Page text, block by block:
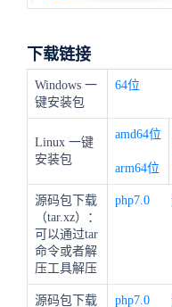
下载链接
Windows 一
键安装包
64位
Linux 一键
安装包
amd64位
arm64位
源码包下载
（tar.xz）：
可以通过tar
命令或者解
压工具解压
php7.0
源码包下载
php7.0